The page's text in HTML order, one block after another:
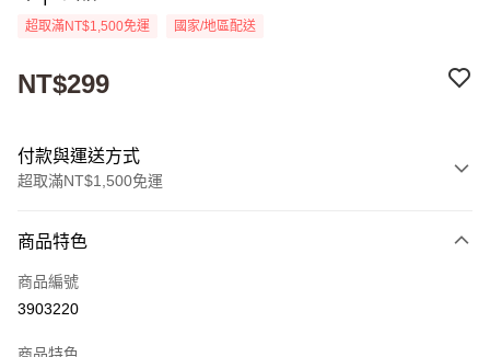
超取滿NT$1,500免運 國家/地區配送
NT$299
付款與運送方式
超取滿NT$1,500免運
信用卡一次付款
超商取貨付款
商品特色
商品編號
3903220